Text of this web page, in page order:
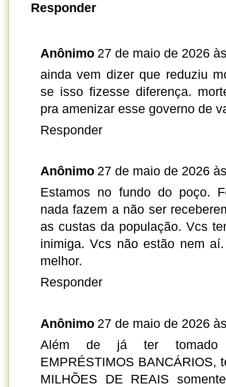
Responder
Anônimo 27 de maio de 2026
ainda vem dizer que reduziu
se isso fizesse diferença.
pra amenizar esse governo de
Responder
Anônimo 27 de maio de 2026
Estamos no fundo do poço.
nada fazem a não ser
as custas da população. Vcs
inimiga. Vcs não estão nem
melhor.
Responder
Anônimo 27 de maio de 2026
Além de já ter tomado
EMPRÉSTIMOS BANCÁRIOS,
MILHÕES DE REAIS